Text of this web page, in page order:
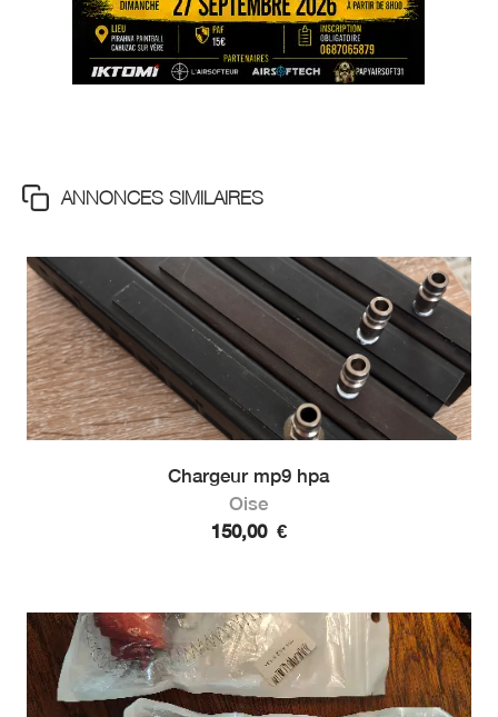
ANNONCES SIMILAIRES
Chargeur mp9 hpa
Oise
150,00 €